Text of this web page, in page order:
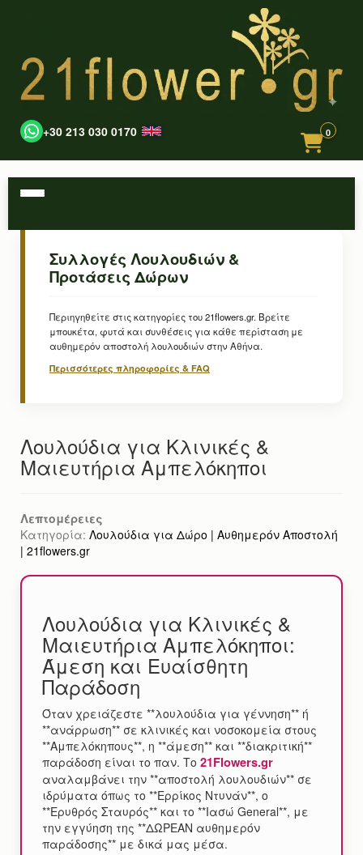
+30 213 030 0170 0
Συλλογές Λουλουδιών &
Προτάσεις Δώρων
Περιηγηθείτε στις κατηγορίες του 21flowers.gr. Βρείτε
μπουκέτα, φυτά και συνθέσεις για κάθε περίσταση με
αυθημερόν αποστολή λουλουδιών στην Αθήνα.
Περισσότερες πληροφορίες & FAQ
Λουλούδια για Κλινικές &
Μαιευτήρια Αμπελόκηποι
Λεπτομέρειες
Κατηγορία: Λουλούδια για Δώρο | Αυθημερόν Αποστολή
| 21flowers.gr
Λουλούδια για Κλινικές &
Μαιευτήρια Αμπελόκηποι:
Άμεση και Ευαίσθητη
Παράδοση
Όταν χρειάζεστε **λουλούδια για γέννηση** ή
**ανάρρωση** σε κλινικές και νοσοκομεία στους
**Αμπελόκηπους**, η **άμεση** και **διακριτική**
παράδοση είναι το παν. Το 21Flowers.gr
αναλαμβάνει την **αποστολή λουλουδιών** σε
ιδρύματα όπως το **Ερρίκος Ντυνάν**, ο
**Ερυθρός Σταυρός** και το **Ιασώ General**, με
την εγγύηση της **ΔΩΡΕΑΝ αυθημερόν
παράδοσης** με δικά μας μέσα.